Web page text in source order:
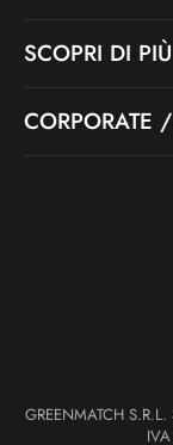
SCOPRI DI PIÙ
CORPORATE
GREENMATCH